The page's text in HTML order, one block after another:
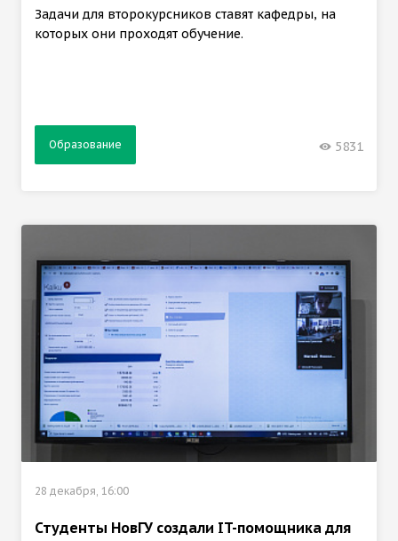
Задачи для второкурсников ставят кафедры, на
которых они проходят обучение.
Образование 5831
28 декабря, 16:00
Студенты НовГУ создали IT-помощника для